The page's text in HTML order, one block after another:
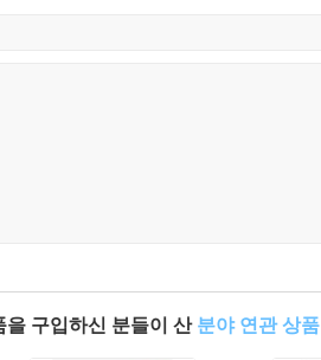
을 구입하신 분들이 산 분야 연관 상품